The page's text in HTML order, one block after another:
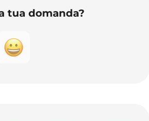
tua domanda?